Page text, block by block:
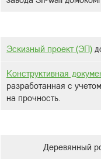
Эскизный проект (ЭП)
Конструктивная
разработанная с
на прочность.
Деревянный